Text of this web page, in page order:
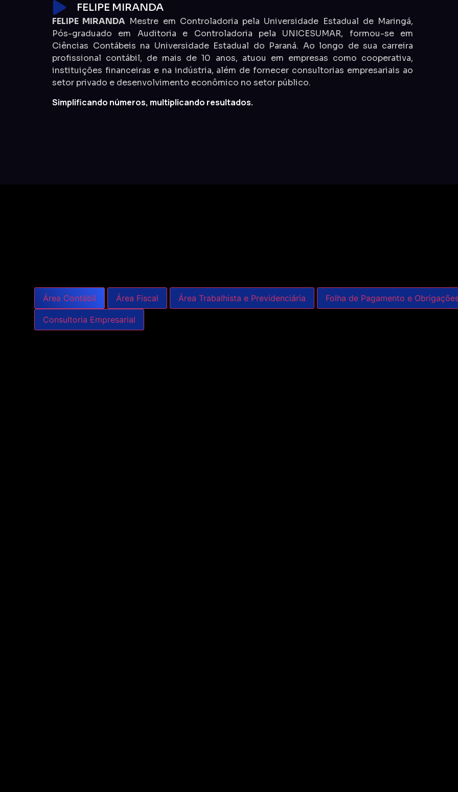
FELIPE MIRANDA
FELIPE MIRANDA Mestre em Controladoria pela Universidade Estadual de Maringá,
Pós-graduado em Auditoria e Controladoria pela UNICESUMAR, formou-se em
Ciências Contábeis na Universidade Estadual do Paraná. Ao longo de sua carreira
profissional contábil, de mais de 10 anos, atuou em empresas como cooperativa,
instituições financeiras e na indústria, além de fornecer consultorias empresariais ao
setor privado e desenvolvimento econômico no setor público.
Simplificando números, multiplicando resultados.
Área Contábil Área Fiscal Área Trabalhista e Previdenciária Folha de Pagamento e
Consultoria Empresarial